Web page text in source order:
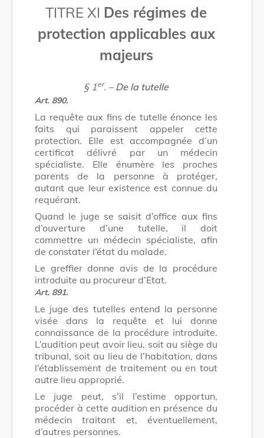
TITRE XI Des régimes de
protection applicables aux
majeurs
§ 1er. – De la tutelle
Art. 890.
La requête aux fins de tutelle énonce les
faits qui paraissent appeler cette
protection. Elle est accompagnée d’un
certificat délivré par un médecin
spécialiste. Elle énumère les proches
parents de la personne à protéger,
autant que leur existence est connue du
requérant.
Quand le juge se saisit d’office aux fins
d’ouverture d’une tutelle, il doit
commettre un médecin spécialiste, afin
de constater l’état du malade.
Le greffier donne avis de la procédure
introduite au procureur d’Etat.
Art. 891.
Le juge des tutelles entend la personne
visée dans la requête et lui donne
connaissance de la procédure introduite.
L’audition peut avoir lieu, soit au siège du
tribunal, soit au lieu de l’habitation, dans
l’établissement de traitement ou en tout
autre lieu approprié.
Le juge peut, s’il l’estime opportun,
procéder à cette audition en présence du
médecin traitant et, éventuellement,
d’autres personnes.